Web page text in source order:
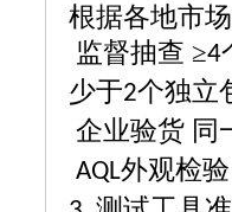
根据各地市
监督抽查 ≥4
少于2个独立
企业验货 同
AQL外观检